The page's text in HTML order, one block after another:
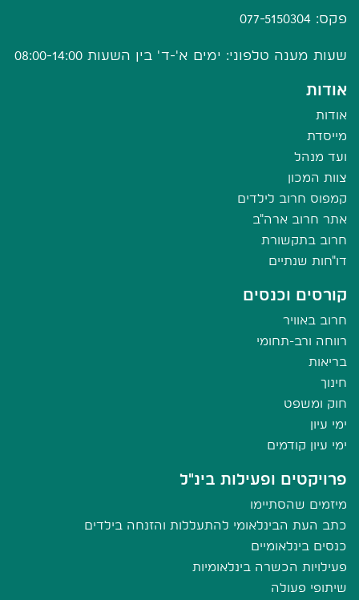
פקס: 077-5150304
שעות מענה טלפוני: ימים א'-ד' בין השעות 08:00-14:00
אודות
אודות
מייסדת
ועד מנהל
צוות המכון
קמפוס חרוב לילדים
אתר חרוב ארה"ב
חרוב בתקשורת
דו"חות שנתיים
קורסים וכנסים
חרוב באוויר
רווחה ורב-תחומי
בריאות
חינוך
חוק ומשפט
ימי עיון
ימי עיון קודמים
פרויקטים ופעילות בינ"ל
מיזמים שהסתיימו
כתב העת הבינלאומי להתעללות והזנחה בילדים
כנסים בינלאומיים
פעילויות הכשרה בינלאומיות
שיתופי פעולה